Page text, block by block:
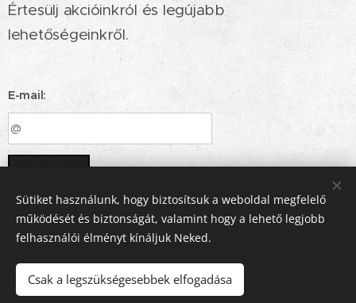
Értesülj akcióinkról és legújabb
lehetőségeinkről.
E-mail:
Designed bySzendvis.
Logo created byMartinov Lili.
Sütiket használunk, hogy biztosítsuk a weboldal megfelelő
működését és biztonságát, valamint hogy a lehető legjobb
felhasználói élményt kínáljuk Neked.
Csak a legszükségesebbek elfogadása